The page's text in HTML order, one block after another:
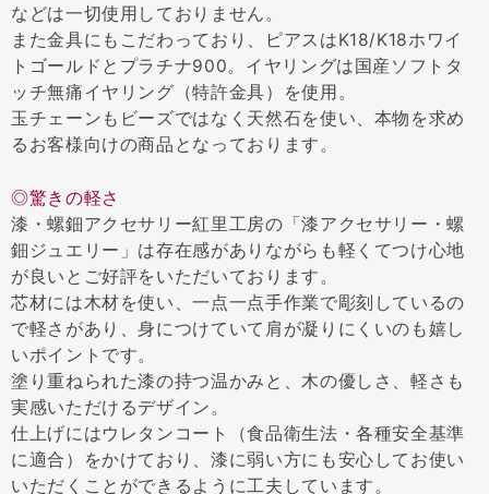
などは一切使用しておりません。
また金具にもこだわっており、ピアスはK18/K18ホワイ
トゴールドとプラチナ900。イヤリングは国産ソフトタ
ッチ無痛イヤリング（特許金具）を使用。
玉チェーンもビーズではなく天然石を使い、本物を求め
るお客様向けの商品となっております。
◎驚きの軽さ
漆・螺鈿アクセサリー紅里工房の「漆アクセサリー・螺
鈿ジュエリー」は存在感がありながらも軽くてつけ心地
が良いとご好評をいただいております。
芯材には木材を使い、一点一点手作業で彫刻しているの
で軽さがあり、身につけていて肩が凝りにくいのも嬉し
いポイントです。
塗り重ねられた漆の持つ温かみと、木の優しさ、軽さも
実感いただけるデザイン。
仕上げにはウレタンコート（食品衛生法・各種安全基準
に適合）をかけており、漆に弱い方にも安心してお使い
いただくことができるように工夫しています。